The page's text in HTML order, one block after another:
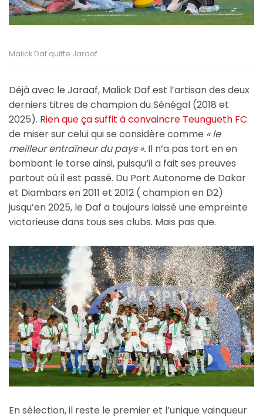
Malick Daf quitte Jaraaf
Déjà avec le Jaraaf, Malick Daf est l’artisan des deux
derniers titres de champion du Sénégal (2018 et
2025). Rien que ça suffit à convaincre Teungueth FC
de miser sur celui qui se considère comme « le
meilleur entraîneur du pays ». Il n’a pas tort en en
bombant le torse ainsi, puisqu’il a fait ses preuves
partout où il est passé. Du Port Autonome de Dakar
et Diambars en 2011 et 2012 ( champion en D2)
jusqu’en 2025, le Daf a toujours laissé une empreinte
victorieuse dans tous ses clubs. Mais pas que.
En sélection, il reste le premier et l’unique vainqueur